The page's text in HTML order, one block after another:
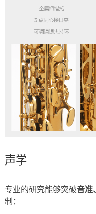
声学
专业的研究能够突破音准
制：